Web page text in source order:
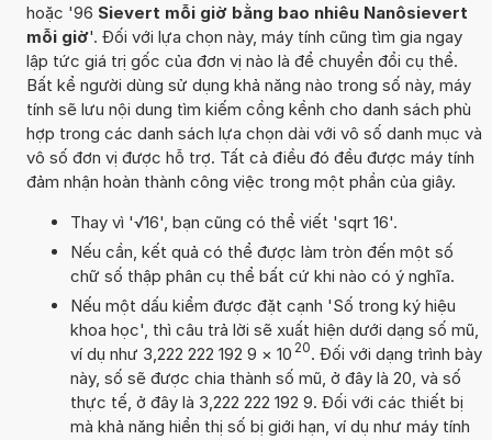
hoặc '96 Sievert mỗi giờ bằng bao nhiêu Nanôsievert
mỗi giờ'. Đối với lựa chọn này, máy tính cũng tìm gia ngay
lập tức giá trị gốc của đơn vị nào là để chuyển đổi cụ thể.
Bất kể người dùng sử dụng khả năng nào trong số này, máy
tính sẽ lưu nội dung tìm kiếm cồng kềnh cho danh sách phù
hợp trong các danh sách lựa chọn dài với vô số danh mục và
vô số đơn vị được hỗ trợ. Tất cả điều đó đều được máy tính
đảm nhận hoàn thành công việc trong một phần của giây.
Thay vì '√16', bạn cũng có thể viết 'sqrt 16'.
Nếu cần, kết quả có thể được làm tròn đến một số
chữ số thập phân cụ thể bất cứ khi nào có ý nghĩa.
Nếu một dấu kiểm được đặt cạnh 'Số trong ký hiệu
khoa học', thì câu trả lời sẽ xuất hiện dưới dạng số mũ,
ví dụ như 3,222 222 192 9 × 10 20. Đối với dạng trình bày
này, số sẽ được chia thành số mũ, ở đây là 20, và số
thực tế, ở đây là 3,222 222 192 9. Đối với các thiết bị
mà khả năng hiển thị số bị giới hạn, ví dụ như máy tính